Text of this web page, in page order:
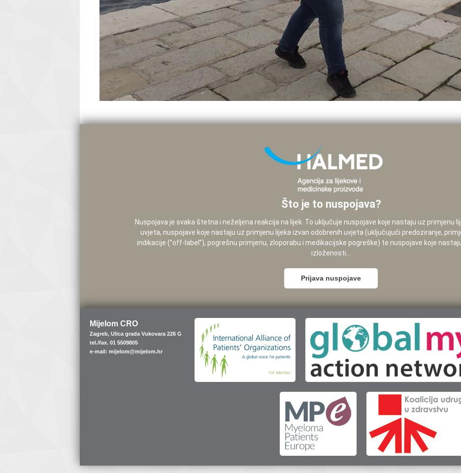
Što je to nuspojava?
Nuspojava je svaka štetna i neželjena reakcija na lijek. To uključuje nuspojave koje nastaju uz primjenu
uvjeta, nuspojave koje nastaju uz primjenu lijeka izvan odobrenih uvjeta (uključujući predoziranje,
indikacije (”off-label”), pogrešnu primjenu, zloporabu i medikacijske pogreške) te nuspojave koje
izloženosti...
Prijava nuspojave
Mijelom CRO
Zagreb, Ulica grada Vukovara 226 G
tel./fax. 01 5509805
e-mail: mijelom@mijelom.hr